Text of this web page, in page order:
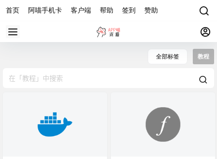
首页 阿喵手机卡 客户端 帮助 签到 赞助
全部标签 教程